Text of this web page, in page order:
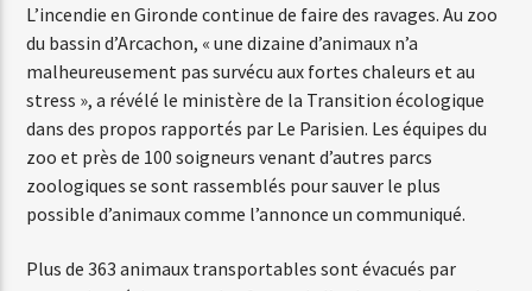
07:00 22:00
Web-Radio-Le-Mosquitos
Web-Radio-Sicily
L’incendie en Gironde continue de faire des ravages. Au zoo
du bassin d’Arcachon, « une dizaine d’animaux n’a
malheureusement pas survécu aux fortes chaleurs et au
stress », a révélé le ministère de la Transition écologique
dans des propos rapportés par Le Parisien. Les équipes du
zoo et près de 100 soigneurs venant d’autres parcs
zoologiques se sont rassemblés pour sauver le plus
possible d’animaux comme l’annonce un communiqué.
Plus de 363 animaux transportables sont évacués par